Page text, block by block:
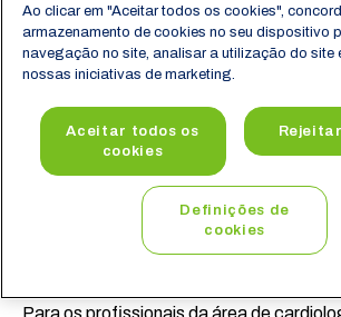
bem
Para começar, a área da saúde é vasta
ou clínica possui um objetivo ao criar um
Por exemplo, um dermatologista
clean e que apresente resultados
pessoas com a pele tratada, sem
Para os profissionais da área de
Ao clicar em "Aceitar todos os cookies",
armazenamento de cookies no seu dispositivo
navegação no site, analisar a utilização do site
nossas iniciativas de marketing.
Aceitar todos os
cookies
Definições de
cookies